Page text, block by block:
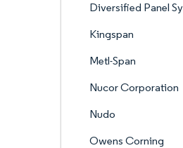
Diversified Panel
Kingspan
Metl-Span
Nucor Corporation
Nudo
Owens Corning